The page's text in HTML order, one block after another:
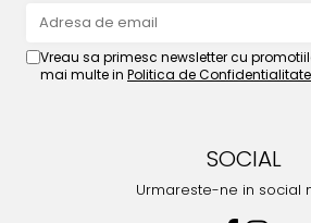
Vreau sa primesc newsletter cu
mai multe in Politica de Confidentialitate
SOCIAL
Urmareste-ne in social